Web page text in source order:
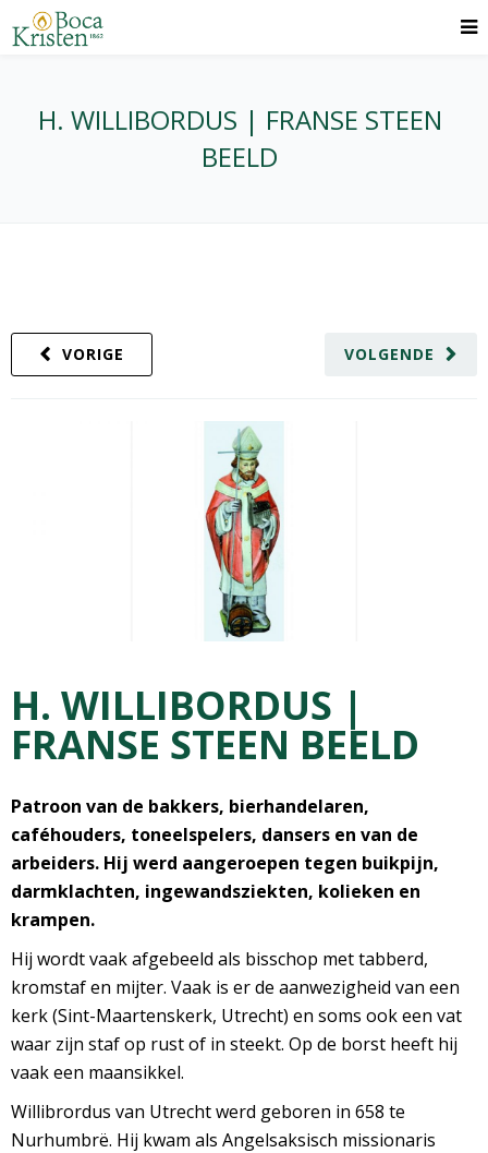
H. WILLIBORDUS | FRANSE STEEN
BEELD
VOLGENDE
VORIGE
H. WILLIBORDUS |
FRANSE STEEN BEELD
Patroon van de bakkers, bierhandelaren,
caféhouders, toneelspelers, dansers en van de
arbeiders. Hij werd aangeroepen tegen buikpijn,
darmklachten, ingewandsziekten, kolieken en
krampen.
Hij wordt vaak afgebeeld als bisschop met tabberd,
kromstaf en mijter. Vaak is er de aanwezigheid van een
kerk (Sint-Maartenskerk, Utrecht) en soms ook een vat
waar zijn staf op rust of in steekt. Op de borst heeft hij
vaak een maansikkel.
Willibrordus van Utrecht werd geboren in 658 te
Nurhumbrë. Hij kwam als Angelsaksisch missionaris